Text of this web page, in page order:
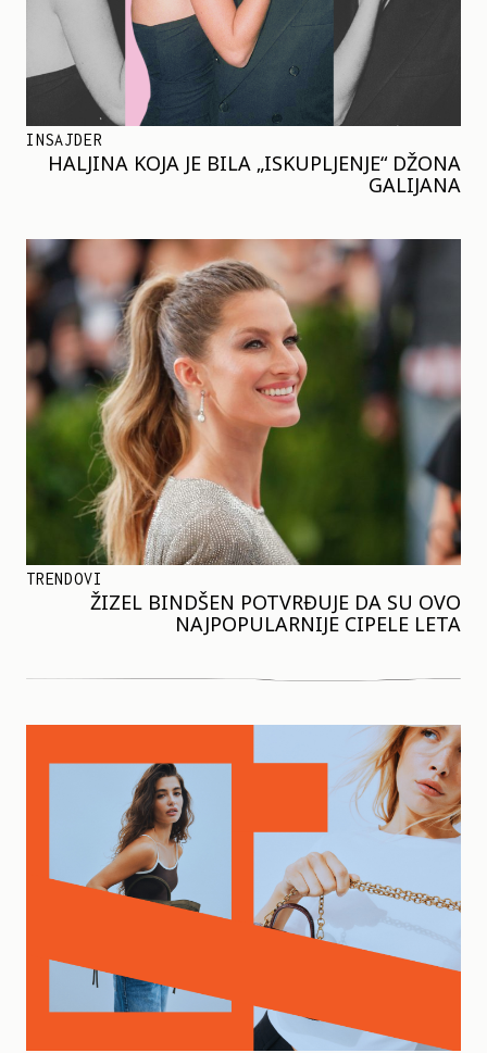
INSAJDER
HALJINA KOJA JE BILA „ISKUPLJENJE“ DŽONA
GALIJANA
TRENDOVI
ŽIZEL BINDŠEN POTVRĐUJE DA SU OVO
NAJPOPULARNIJE CIPELE LETA